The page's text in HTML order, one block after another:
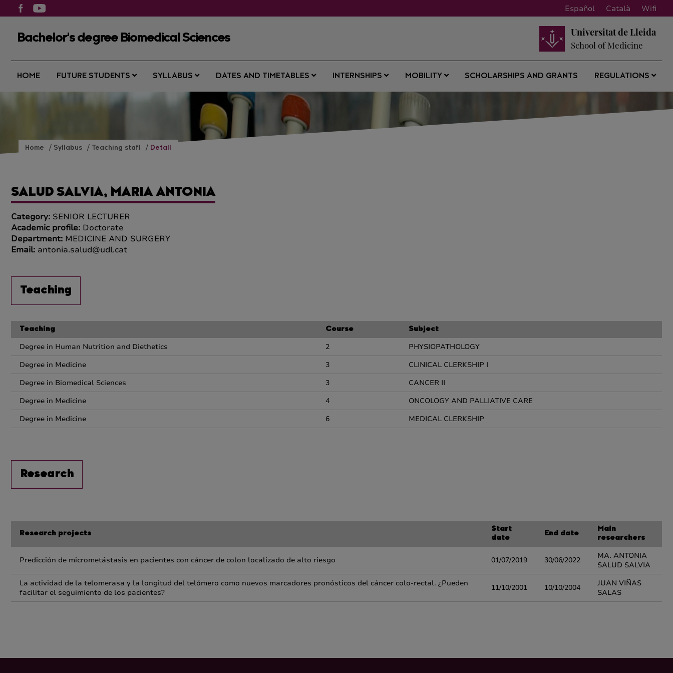
Español Català Wifi
Bachelor's degree Biomedical Sciences
Universitat de Lleida
School of Medicine
HOME FUTURE STUDENTS SYLLABUS DATES AND TIMETABLES INTERNSHIPS MOBILITY SCHOLARSHIPS AND GRANTS REGULATIONS
Home Syllabus Teaching staff Detall
SALUD SALVIA, MARIA ANTONIA
Category: SENIOR LECTURER
Academic profile: Doctorate
Department: MEDICINE AND SURGERY
Email: antonia.salud@udl.cat
Teaching
Teaching Course Subject
Degree in Human Nutrition and Diethetics 2
PHYSIOPATHOLOGY
Degree in Medicine
3
CLINICAL CLERKSHIP I
Degree in Biomedical Sciences
3
CANCER II
Degree in Medicine
4
ONCOLOGY AND PALLIATIVE CARE
Degree in Medicine
6 MEDICAL CLERKSHIP
Research
Research projects
Start
date
End date
Main
researchers
Predicción de micrometástasis en pacientes con cáncer de colon localizado de alto riesgo 01/07/2019 30/06/2022
MA. ANTONIA
SALUD SALVIA
La actividad de la telomerasa y la longitud del telómero como nuevos marcadores pronósticos del cáncer colo-rectal. ¿Pueden
facilitar el seguimiento de los pacientes?
11/10/2001 10/10/2004
JUAN VIÑAS
SALAS